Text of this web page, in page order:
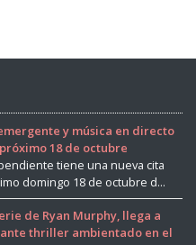
emergente y música en directo
18 de octubre
tiene una nueva cita
domingo 18 de octubre d...
de Ryan Murphy, llega a
thriller ambientado en el